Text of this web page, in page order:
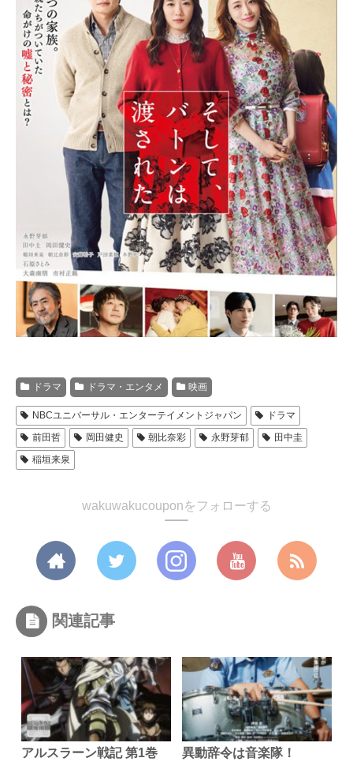
ドラマ ドラマ・エンタメ 映画
NBCユニバーサル・エンターテイメントジャパン
ドラマ
前田哲
岡田健史 朝比奈彩 永野芽郁
田中圭
稲垣来泉
wakuwakucouponをフォローする
関連記事
アルスラーン戦記 第1巻 異動辞令は音楽隊！